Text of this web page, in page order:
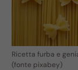
Ricetta furba e
(fonte pixabey)